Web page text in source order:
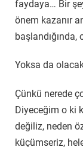
faydaya… Bir
önem kazanır
başlandığında,
Yoksa da
Çünkü nerede
Diyeceğim o ki
değiliz, neden
küçümseriz,